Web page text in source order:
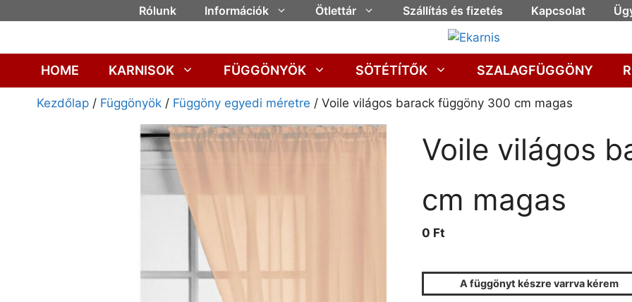
Rólunk Információk Ötlettár Szállítás és fizetés Kapcsolat
HOME KARNISOK FÜGGÖNYÖK SÖTÉTÍTŐK SZALAGFÜGGÖNY
Kezdőlap / Függönyök / Függöny egyedi méretre / Voile világos barack függöny 300 cm magas
Voile világos
cm magas
0 Ft
A függönyt készre varrva kérem